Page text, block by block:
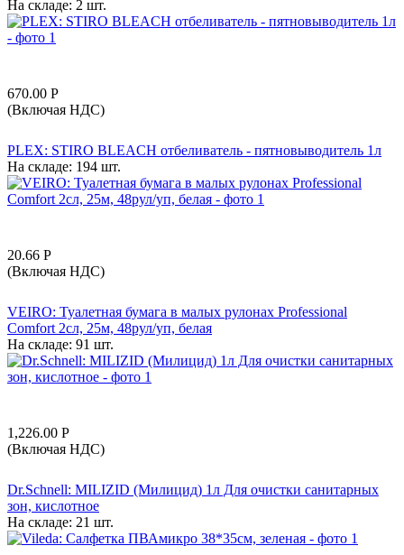
На складе: 2 шт.
670.00 Р
(Включая НДС)
PLEX: STIRO BLEACH отбеливатель - пятновыводитель 1л
На складе: 194 шт.
20.66 Р
(Включая НДС)
VEIRO: Туалетная бумага в малых рулонах Professional
Comfort 2сл, 25м, 48рул/уп, белая
На складе: 91 шт.
1,226.00 Р
(Включая НДС)
Dr.Schnell: MILIZID (Милицид) 1л Для очистки санитарных
зон, кислотное
На складе: 21 шт.